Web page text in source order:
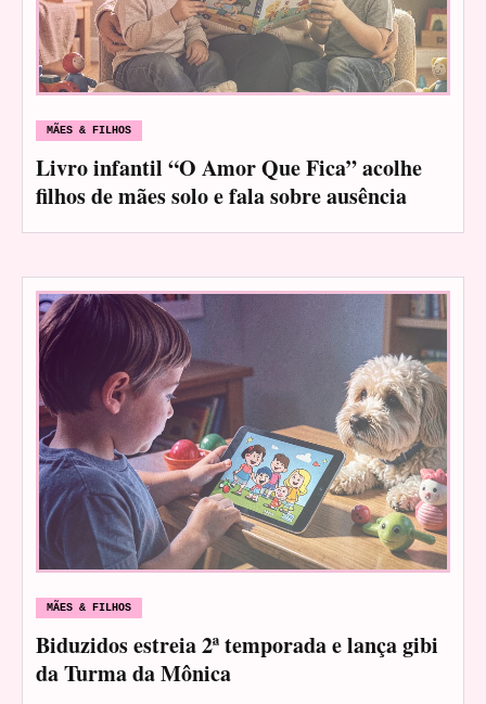
MÃES & FILHOS
Livro infantil “O Amor Que Fica” acolhe
filhos de mães solo e fala sobre ausência
MÃES & FILHOS
Biduzidos estreia 2ª temporada e lança gibi
da Turma da Mônica